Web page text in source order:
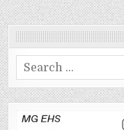
Search
for: